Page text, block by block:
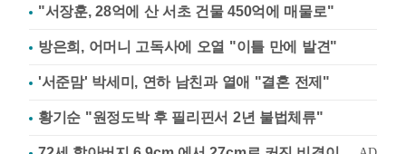
"서장훈, 28억에 산 서초 건물 450억에 매물로"
방은희, 어머니 고독사에 오열 "이틀 만에 발견"
'서준맘' 박세미, 연하 남친과 열애 "결혼 전제"
황기순 "원정도박 후 필리핀서 2년 불법체류"